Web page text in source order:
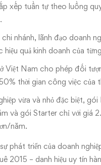
xếp tuần tự theo luồng
nhánh, lãnh đạo doanh
quả kinh doanh của
Việt Nam cho phép đối
thời gian công việc của
vừa và nhỏ đặc biệt,
và gói Starter chỉ với
năm.
phát triển của doanh
2015 – danh hiệu uy tín